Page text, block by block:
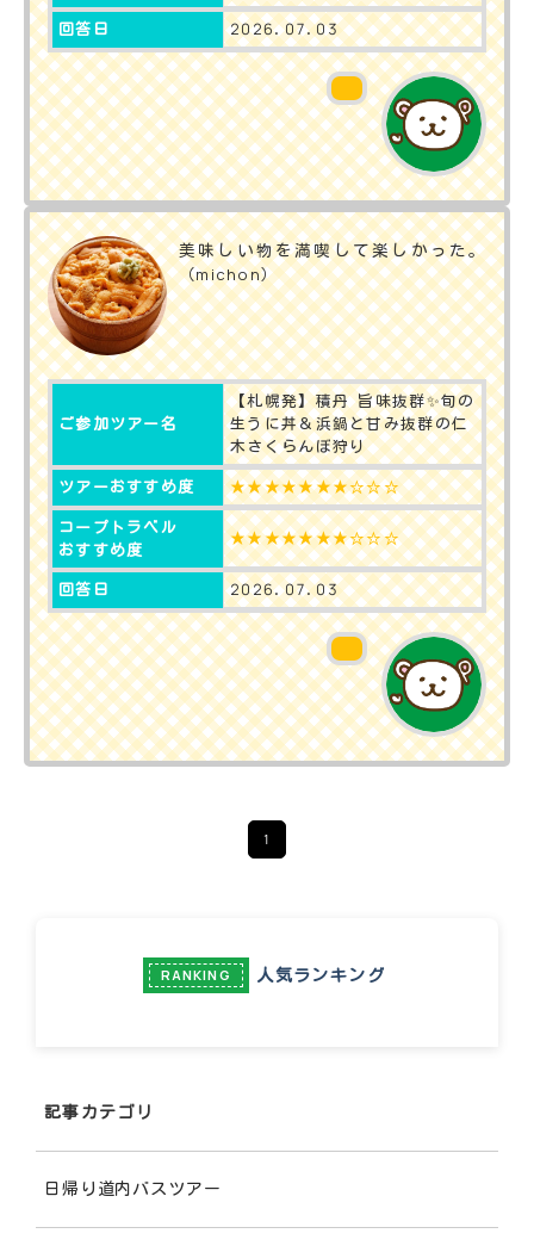
回答日 2026.07.03
美味しい物を満喫して楽しかった。
（michon）
ご参加ツアー名
【札幌発】積丹 旨味抜群✨️旬の
生うに丼＆浜鍋と甘み抜群の仁
木さくらんぼ狩り
ツアーおすすめ度 ★★★★★★★☆☆☆
コープトラベル
おすすめ度
★★★★★★★☆☆☆
回答日 2026.07.03
1
RANKING 人気ランキング
記事カテゴリ
日帰り道内バスツアー